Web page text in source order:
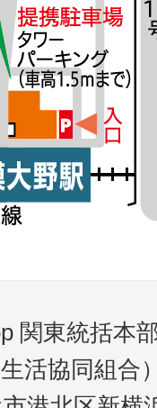
関東統括本
活協同組合